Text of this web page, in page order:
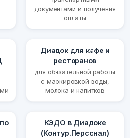
документами и получения
оплаты
Диадок для кафе и
ресторанов
для обязательной работы
с маркировкой воды,
молока и напитков
КЭДО в Диадоке
(Контур.Персонал)